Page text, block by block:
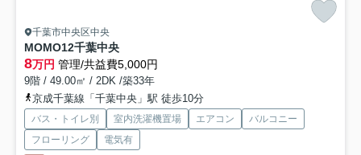
千葉市中央区中央
MOMO12千葉中央
8万円 管理/共益費5,000円
9階 / 49.00㎡ / 2DK /築33年
京成千葉線「千葉中央」駅 徒歩10分
バス・トイレ別 室内洗濯機置場 エアコン
バルコニー
フローリング
電気有